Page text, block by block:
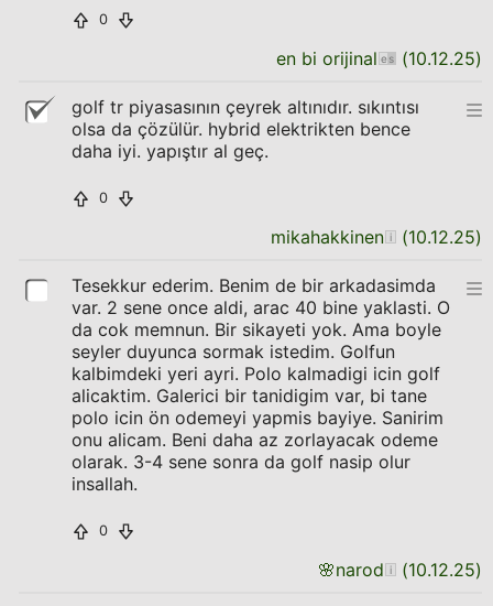
0
en bi orijinal (10.12.25)
golf tr piyasasının çeyrek altınıdır. sıkıntısı
olsa da çözülür. hybrid elektrikten bence
daha iyi. yapıştır al geç.
0
mikahakkinen (10.12.25)
Tesekkur ederim. Benim de bir arkadasimda
var. 2 sene once aldi, arac 40 bine yaklasti. O
da cok memnun. Bir sikayeti yok. Ama boyle
seyler duyunca sormak istedim. Golfun
kalbimdeki yeri ayri. Polo kalmadigi icin golf
alicaktim. Galerici bir tanidigim var, bi tane
polo icin ön odemeyi yapmis bayiye. Sanirim
onu alicam. Beni daha az zorlayacak odeme
olarak. 3-4 sene sonra da golf nasip olur
insallah.
0
🌸narod (10.12.25)